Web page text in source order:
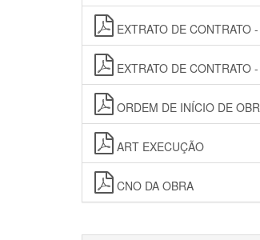
EXTRATO DE CONTRATO
EXTRATO DE CONTRATO
ORDEM DE INÍCIO DE
ART EXECUÇÃO
CNO DA OBRA